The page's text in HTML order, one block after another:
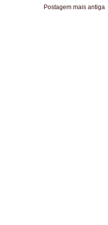
Postagem mais antiga